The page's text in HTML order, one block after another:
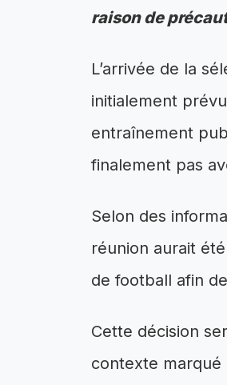
raison de
L’arrivée de la
initialement
entraînement
finalement pas
Selon des
réunion aurait
de football afin
Cette décision
contexte marqué